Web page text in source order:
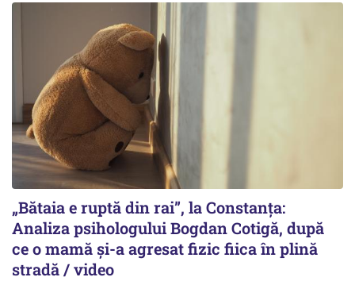
„Bătaia e ruptă din rai”, la Constanța:
Analiza psihologului Bogdan Cotigă, după
ce o mamă și-a agresat fizic fiica în plină
stradă / video